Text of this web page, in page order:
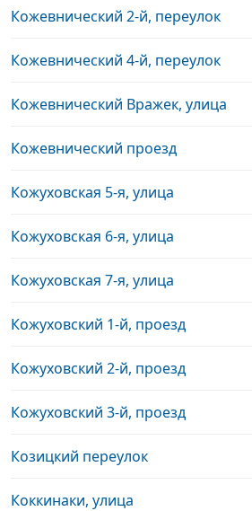
Кожевнический 2-й, переулок
Кожевнический 4-й, переулок
Кожевнический Вражек, улица
Кожевнический проезд
Кожуховская 5-я, улица
Кожуховская 6-я, улица
Кожуховская 7-я, улица
Кожуховский 1-й, проезд
Кожуховский 2-й, проезд
Кожуховский 3-й, проезд
Козицкий переулок
Коккинаки, улица